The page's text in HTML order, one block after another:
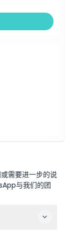
需要进一步的说
与我们的团